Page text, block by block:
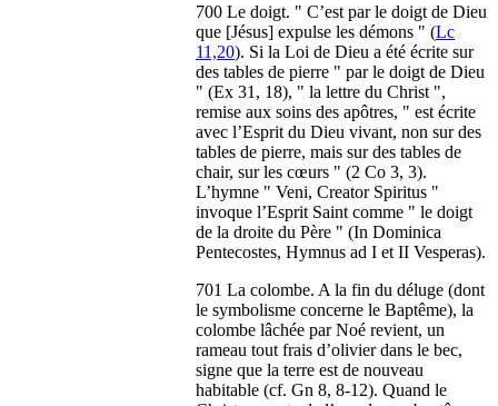
700 Le doigt. " C’est par le doigt de Dieu
que [Jésus] expulse les démons " (Lc
11,20). Si la Loi de Dieu a été écrite sur
des tables de pierre " par le doigt de Dieu
" (Ex 31, 18), " la lettre du Christ ",
remise aux soins des apôtres, " est écrite
avec l’Esprit du Dieu vivant, non sur des
tables de pierre, mais sur des tables de
chair, sur les cœurs " (2 Co 3, 3).
L’hymne " Veni, Creator Spiritus "
invoque l’Esprit Saint comme " le doigt
de la droite du Père " (In Dominica
Pentecostes, Hymnus ad I et II Vesperas).
701 La colombe. A la fin du déluge (dont
le symbolisme concerne le Baptême), la
colombe lâchée par Noé revient, un
rameau tout frais d’olivier dans le bec,
signe que la terre est de nouveau
habitable (cf. Gn 8, 8-12). Quand le